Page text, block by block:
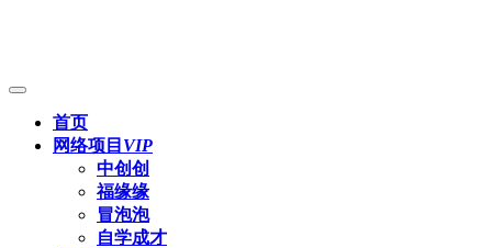
首页
网络项目 VIP
中创创
福缘缘
冒泡泡
自学成才